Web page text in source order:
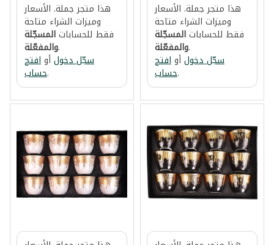
هذا متجر جملة. الأسعار
وميزات الشراء متاحة
فقط للحساباتالمسجّلة
والمفعّلة.
سجّل دخولأوافتح
حساب.
هذا متجر جملة. الأسعار
وميزات الشراء متاحة
فقط للحساباتالمسجّلة
والمفعّلة.
سجّل دخولأوافتح
حساب.